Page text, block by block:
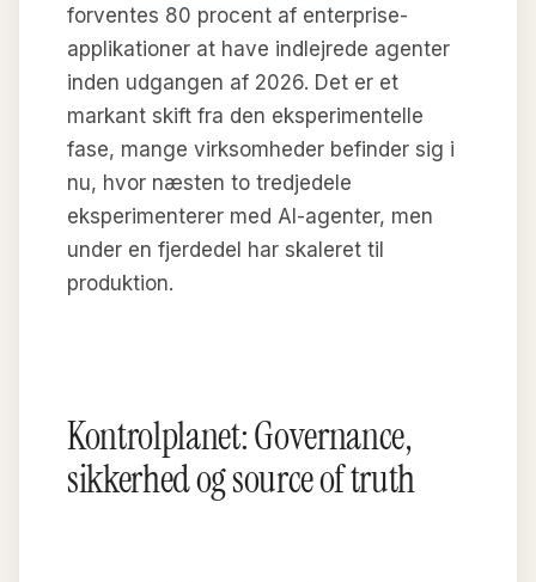
forventes 80 procent af enterprise-
applikationer at have indlejrede agenter
inden udgangen af 2026. Det er et
markant skift fra den eksperimentelle
fase, mange virksomheder befinder sig i
nu, hvor næsten to tredjedele
eksperimenterer med AI-agenter, men
under en fjerdedel har skaleret til
produktion.
Kontrolplanet: Governance,
sikkerhed og source of truth